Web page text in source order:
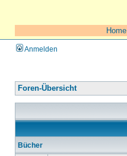
Home
Anmelden
Foren-Übersicht
Bücher